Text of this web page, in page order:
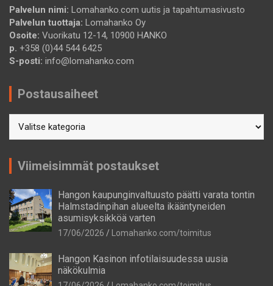
Palvelun nimi: Lomahanko.com uutis ja tapahtumasivusto
Palvelun tuottaja: Lomahanko Oy
Osoite: Vuorikatu 12-14, 10900 HANKO
p. +358 (0)44 544 6425
S-posti: info@lomahanko.com
Postausaiheet
Viimeisimmät postaukset
Hangon kaupunginvaltuusto päätti varata tontin
Halmstadinpihan alueelta ikääntyneiden
asumisyksikköä varten
17/06/2026 Lomahanko.com/toimitus
Hangon Kasinon infotilaisuudessa uusia
näkökulmia